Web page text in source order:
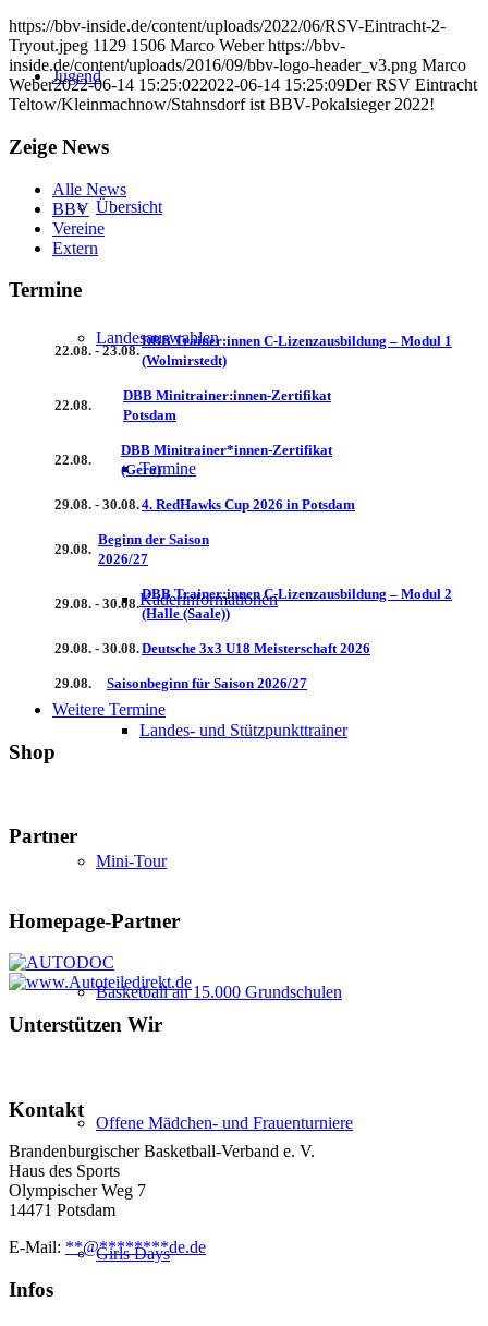
Jugend
Übersicht
Landesauswahlen
Termine
Kaderinformationen
Landes- und Stützpunkttrainer
Mini-Tour
Basketball an 15.000 Grundschulen
Offene Mädchen- und Frauenturniere
Girls Days
https://bbv-inside.de/content/uploads/2022/06/RSV-Eintracht-2-
Tryout.jpeg 1129 1506 Marco Weber https://bbv-
inside.de/content/uploads/2016/09/bbv-logo-header_v3.png Marco
Weber2022-06-14 15:25:022022-06-14 15:25:09Der RSV Eintracht
Teltow/Kleinmachnow/Stahnsdorf ist BBV-Pokalsieger 2022!
Zeige News
Alle News
BBV
Vereine
Extern
Termine
22.08. - 23.08.
DBB Trainer:innen C-Lizenzausbildung – Modul 1
(Wolmirstedt)
22.08.
DBB Minitrainer:innen-Zertifikat
Potsdam
22.08.
DBB Minitrainer*innen-Zertifikat
(Gera)
29.08. - 30.08.4. RedHawks Cup 2026 in Potsdam
29.08.
Beginn der Saison
2026/27
29.08. - 30.08.
DBB Trainer:innen C-Lizenzausbildung – Modul 2
(Halle (Saale))
29.08. - 30.08.Deutsche 3x3 U18 Meisterschaft 2026
29.08. Saisonbeginn für Saison 2026/27
Weitere Termine
Shop
Partner
Homepage-Partner
Unterstützen Wir
Kontakt
Brandenburgischer Basketball-Verband e. V.
Haus des Sports
Olympischer Weg 7
14471 Potsdam
E-Mail: **@********de.de
Infos